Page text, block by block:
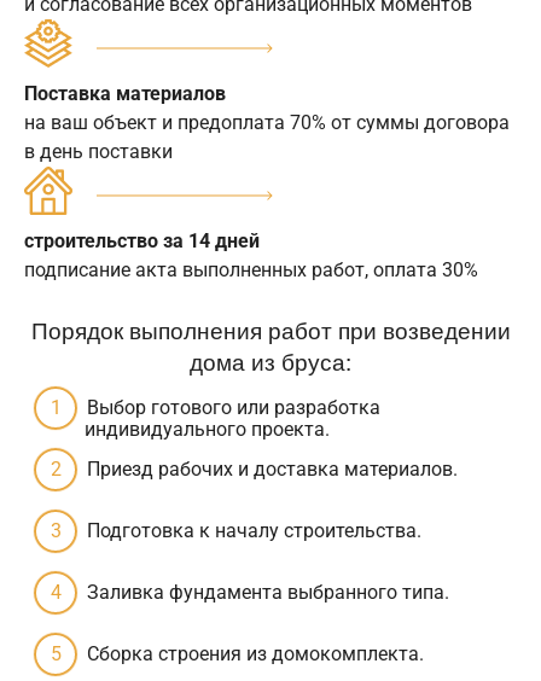
Поставка материалов
на ваш объект и предоплата 70% от суммы договора
в день поставки
строительство за 14 дней
подписание акта выполненных работ, оплата 30%
Порядок выполнения работ при возведении
дома из бруса:
Выбор готового или разработка
индивидуального проекта.
Приезд рабочих и доставка материалов.
Подготовка к началу строительства.
Заливка фундамента выбранного типа.
Сборка строения из домокомплекта.